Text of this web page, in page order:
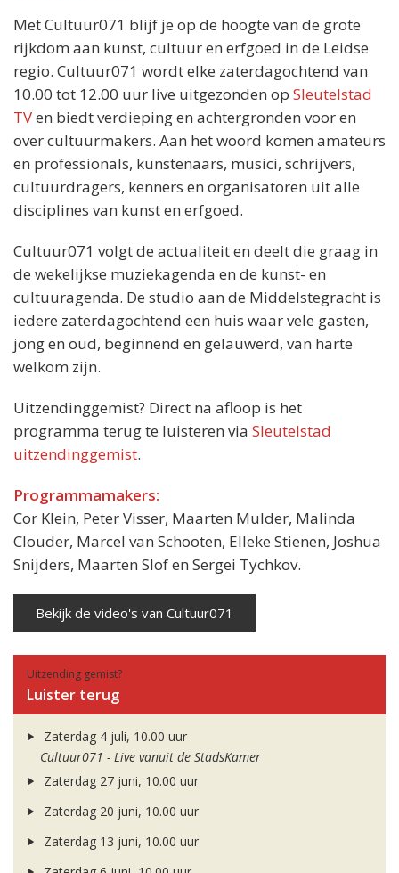
Met Cultuur071 blijf je op de hoogte van de grote
rijkdom aan kunst, cultuur en erfgoed in de Leidse
regio. Cultuur071 wordt elke zaterdagochtend van
10.00 tot 12.00 uur live uitgezonden op Sleutelstad
TVen biedt verdieping en achtergronden voor en
over cultuurmakers. Aan het woord komen amateurs
en professionals, kunstenaars, musici, schrijvers,
cultuurdragers, kenners en organisatoren uit alle
disciplines van kunst en erfgoed.
Cultuur071 volgt de actualiteit en deelt die graag in
de wekelijkse muziekagenda en de kunst- en
cultuuragenda. De studio aan de Middelstegracht is
iedere zaterdagochtend een huis waar vele gasten,
jong en oud, beginnend en gelauwerd, van harte
welkom zijn.
Uitzendinggemist? Direct na afloop is het
programma terug te luisteren via Sleutelstad
uitzendinggemist.
Programmamakers:
Cor Klein, Peter Visser, Maarten Mulder, Malinda
Clouder, Marcel van Schooten, Elleke Stienen, Joshua
Snijders, Maarten Slof en Sergei Tychkov.
Bekijk de video's van Cultuur071
Uitzending gemist?
Luister terug
Zaterdag 4 juli, 10.00 uur
Cultuur071 - Live vanuit de StadsKamer
Zaterdag 27 juni, 10.00 uur
Zaterdag 20 juni, 10.00 uur
Zaterdag 13 juni, 10.00 uur